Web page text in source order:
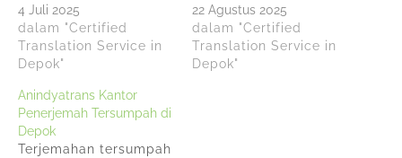
bisnis dan
Anindyatrans sebagai
kantor penerjemah
yang memiliki
dari Kementerian
Hukum Republik
Indonesia menawarkan
jasa terjemahan
4 Juli 2025
dalam "Certified
Translation Service in
Depok"
dokumen medis,
teknis, bisnis,
keuangan, dan hukum
di berbagai industri
22 Agustus 2025
dalam "Certified
Translation Service in
Depok"
Anindyatrans Kantor
Penerjemah Tersumpah di
Depok
Terjemahan tersumpah